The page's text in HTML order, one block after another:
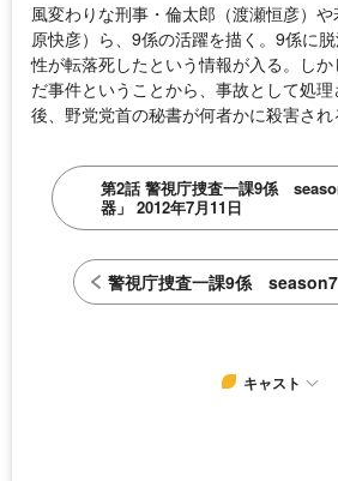
風変わりな刑事・倫太郎（渡瀬恒彦）
原快彦）ら、9係の活躍を描く。9係に
性が転落死したという情報が入る。し
だ事件ということから、事故として処
後、野党党首の秘書が何者かに殺害され
第2話 警視庁捜査一課9係
器」 2012年7月11日
警視庁捜査一課9係 season7
キャスト